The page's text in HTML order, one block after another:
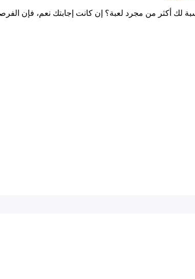
لك أكثر من مجرد لعبة؟ إن كانت إجابتك نعم، فإن